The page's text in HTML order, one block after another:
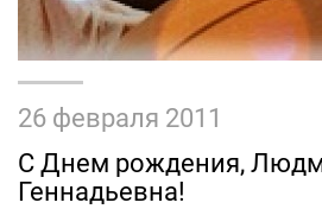
26 февраля 2011
С Днем рождения,
Геннадьевна!